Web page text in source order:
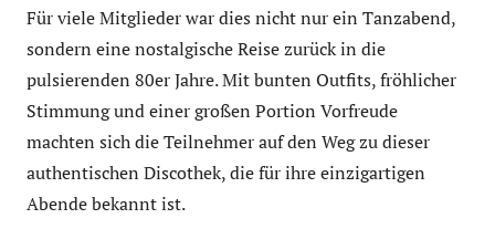
Für viele Mitglieder war dies nicht nur ein Tanzabend,
sondern eine nostalgische Reise zurück in die
pulsierenden 80er Jahre. Mit bunten Outfits, fröhlicher
Stimmung und einer großen Portion Vorfreude
machten sich die Teilnehmer auf den Weg zu dieser
authentischen Discothek, die für ihre einzigartigen
Abende bekannt ist.